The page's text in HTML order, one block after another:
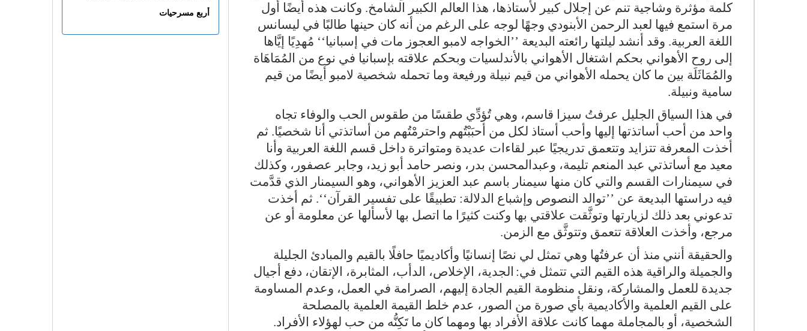
كلمة مؤثرة وشاجية تنم عن إجلال كبير لأستاذها، هذا العالم الكبير الشامخ. وكانت هذه أيضًا أول
مرة استمع فيها لعبد الرحمن الأبنودي وجهًا لوجه على الرغم من أنه كان حينها طالبًا في ليسانس
اللغة العربية. وقد أنشد ليلتها رائعته البديعة ’’الخواجه لامبو العجوز مات في إسبانيا‘‘ مُهدِيًا إيَّاها
إلى روح الأهواني بحكم اشتغال الأهواني بالأندلسيات وبحكم علاقته بإسبانيا في نوع من المُمَاهَاة
والمُمَاثَلَة بين ما كان يحمله الأهواني من قيم نبيلة ورفيعة وما تحمله شخصية لامبو أيضًا من قيم
سامية ونبيلة.
في هذا السياق الجليل عرفتُ سيزا قاسم، وهي تُؤدِّي طقسًا من طقوس الحب والوفاء تجاه
واحد من أحب أساتذتها إليها وأحب أستاذ لكل من أحبَبْتُهم واحترمْتُهم من أساتذتي أنا شخصيًا. ثم
أخذت المعرفة تتزايد وتتعمق تدريجيًا عبر لقاءات عديدة ومتواترة داخل قسم اللغة العربية وأنا
معيد مع أساتذتي عبد المنعم تليمة، وعبدالمحسن بدر، ونصر حامد أبو زيد، وجابر عصفور، وكذلك
في سيمنارات القسم والتي كان منها سيمنار باسم عبد العزيز الأهواني، وهو السيمنار الذي قدَّمت
فيه دراستها البديعة عن ’’توالد النصوص وإشباع الدلالة: تطبيقًا على تفسير القرآن‘‘. ثم أخذت
تدعوني بعد ذلك لزيارتها وتوثَّقت علاقتي بها وكنت كثيرًا ما اتصل بها لأسألها عن معلومة أو عن
مرجع، وأخذت العلاقة تتعمق وتتوثَّق مع الزمن.
والحقيقة أنني منذ أن عرفتُها وهي تمثل لي نصًا إنسانيًا وأكاديميًا حافلًا بالقيم والمبادئ الجليلة
والجميلة والراقية هذه القيم التي تتمثل في: الجدية، الإخلاص، الدأب، المثابرة، الإتقان، دفع أجيال
جديدة للعمل والمشاركة، ونقل منظومة القيم الجادة إليهم، الصرامة في العمل، وعدم المساومة
على القيم العلمية والأكاديمية بأي صورة من الصور، عدم خلط القيمة العلمية بالمصلحة
الشخصية، أو بالمجاملة مهما كانت علاقة الأفراد بها ومهما كان ما تَكِنُّه من حب لهؤلاء الأفراد.
أربع مسرحيات